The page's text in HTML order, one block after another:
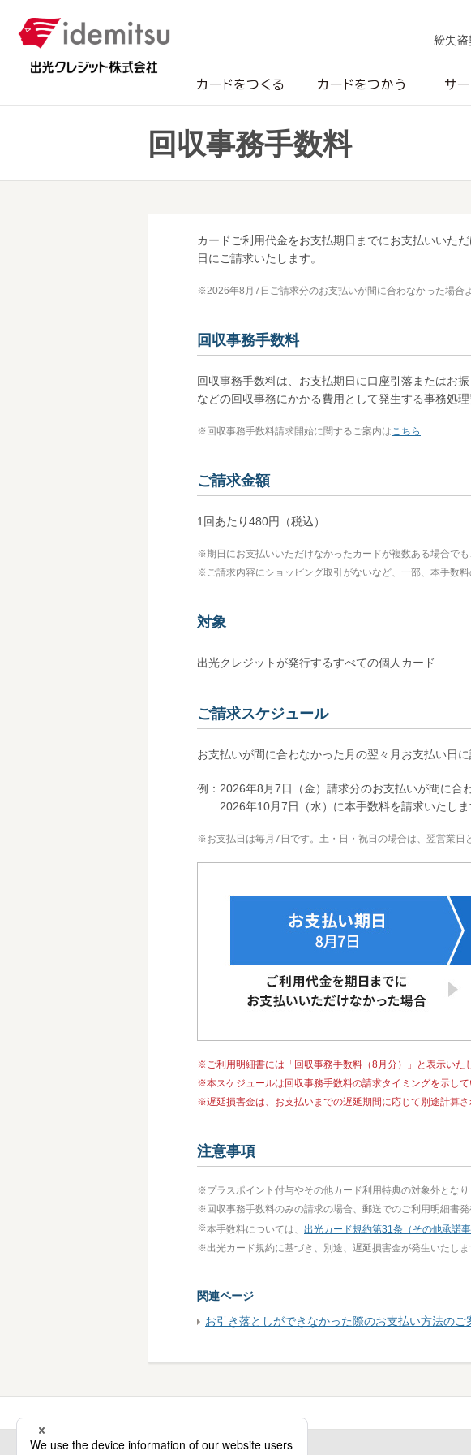
紛失
カードをつくる カードをつかう サ
回収事務手数料
カードご利用代金をお支払期日までにお支払いいた
日にご請求いたします。
※2026年8月7日ご請求分のお支払いが間に合わなかった場合
回収事務手数料
回収事務手数料は、お支払期日に口座引落またはお
などの回収事務にかかる費用として発生する事務処理
※ 回収事務手数料請求開始に関するご案内はこちら
ご請求金額
1回あたり480円（税込）
※期日にお支払いいただけなかったカードが複数ある場合で
※ご請求内容にショッピング取引がないなど、一部、本手数
対象
出光クレジットが発行するすべての個人カード
ご請求スケジュール
お支払いが間に合わなかった月の翌々月お支払い日に
例：2026年8月7日（金）請求分のお支払いが間に合
2026年10月7日（水）に本手数料を請求いたしま
※お支払日は毎月7日です。土・日・祝日の場合は、翌営業日
※ご利用明細書には「回収事務手数料（8月分）」と表示いた
※本スケジュールは回収事務手数料の請求タイミングを示して
※遅延損害金は、お支払いまでの遅延期間に応じて別途計算
注意事項
※プラスポイント付与やその他カード利用特典の対象外となり
※ 回収事務手数料のみの請求の場合、郵送でのご利用明細書発
※本手数料については、 出光カード規約第31条（その他承諾事
※出光カード規約に基づき、別途、遅延損害金が発生いたし
関連ページ
お引き落としができなかった際のお支払い方法のご